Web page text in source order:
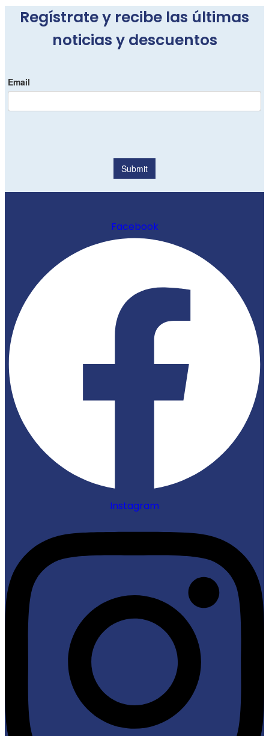
Regístrate y recibe las últimas
noticias y descuentos
Facebook
Instagram